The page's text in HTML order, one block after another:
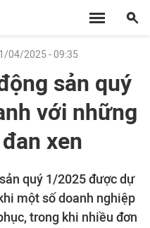
04/2025 - 09:35
sản quý
với những
xen
quý 1/2025 được dự
một số doanh nghiệp
trong khi nhiều đơn